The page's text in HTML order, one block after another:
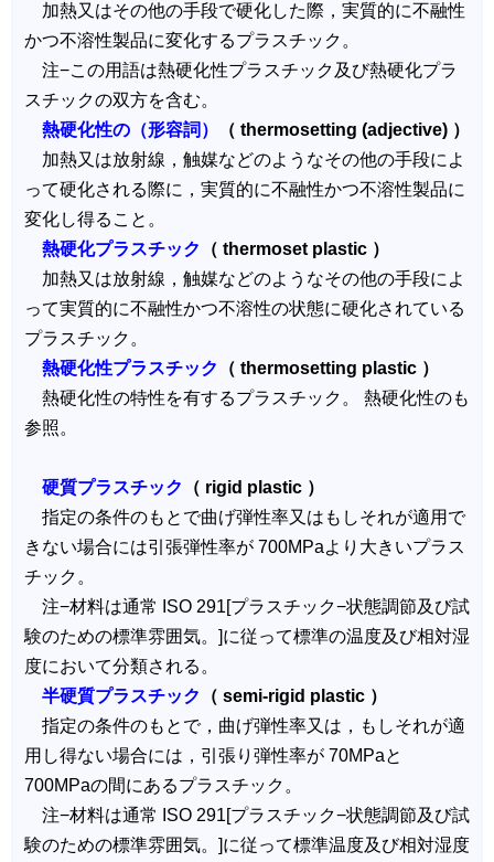
加熱又はその他の手段で硬化した際，実質的に不融性
かつ不溶性製品に変化するプラスチック。
注−この用語は熱硬化性プラスチック及び熱硬化プラ
スチックの双方を含む。
熱硬化性の（形容詞）
（ thermosetting (adjective) ）
加熱又は放射線，触媒などのようなその他の手段によ
って硬化される際に，実質的に不融性かつ不溶性製品に
変化し得ること。
熱硬化プラスチック
（ thermoset plastic ）
加熱又は放射線，触媒などのようなその他の手段によ
って実質的に不融性かつ不溶性の状態に硬化されている
プラスチック。
熱硬化性プラスチック
（ thermosetting plastic ）
熱硬化性の特性を有するプラスチック。 熱硬化性のも
参照。
硬質プラスチック
（ rigid plastic ）
指定の条件のもとで曲げ弾性率又はもしそれが適用で
きない場合には引張弾性率が 700MPaより大きいプラス
チック。
注−材料は通常 ISO 291[プラスチック−状態調節及び試
験のための標準雰囲気。]に従って標準の温度及び相対湿
度において分類される。
半硬質プラスチック
（ semi-rigid plastic ）
指定の条件のもとで，曲げ弾性率又は，もしそれが適
用し得ない場合には，引張り弾性率が 70MPaと
700MPaの間にあるプラスチック。
注−材料は通常 ISO 291[プラスチック−状態調節及び試
験のための標準雰囲気。]に従って標準温度及び相対湿度